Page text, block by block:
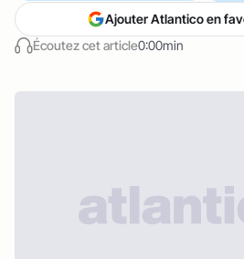
Écoutez cet article0:00min
Ajouter Atlantico en